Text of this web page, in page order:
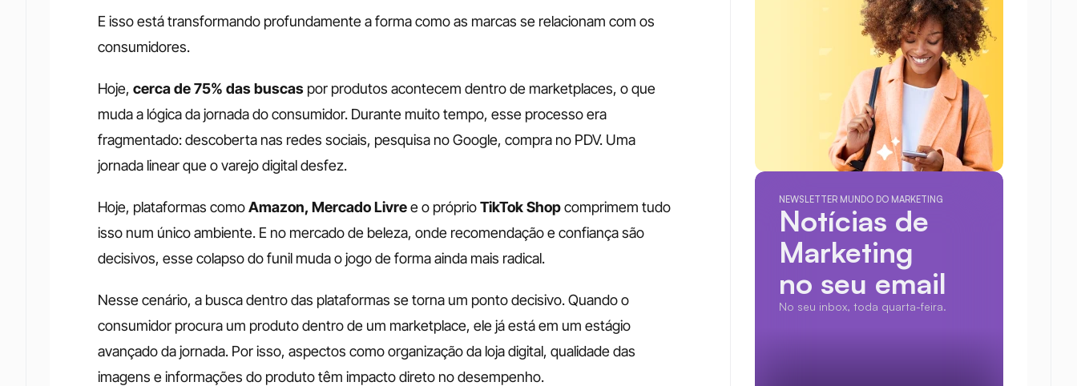
E isso está transformando profundamente a forma como as marcas se relacionam com os
consumidores.
Hoje, cerca de 75% das buscas por produtos acontecem dentro de marketplaces, o que
muda a lógica da jornada do consumidor. Durante muito tempo, esse processo era
fragmentado: descoberta nas redes sociais, pesquisa no Google, compra no PDV. Uma
jornada linear que o varejo digital desfez.
Hoje, plataformas como Amazon, Mercado Livre e o próprio TikTok Shop comprimem tudo
isso num único ambiente. E no mercado de beleza, onde recomendação e confiança são
decisivos, esse colapso do funil muda o jogo de forma ainda mais radical.
Nesse cenário, a busca dentro das plataformas se torna um ponto decisivo. Quando o
consumidor procura um produto dentro de um marketplace, ele já está em um estágio
avançado da jornada. Por isso, aspectos como organização da loja digital, qualidade das
imagens e informações do produto têm impacto direto no desempenho.
NEWSLETTER MUNDO DO MARKETING
Notícias de
Marketing
no seu email
No seu inbox, toda quarta-feira.